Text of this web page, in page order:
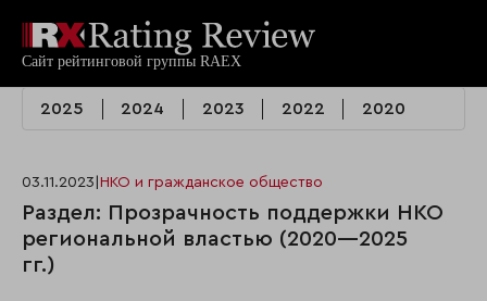
2025 2024 2023 2022 2020
03.11.2023 НКО и гражданское общество
Раздел: Прозрачность поддержки НКО
региональной властью (2020—2025
гг.)